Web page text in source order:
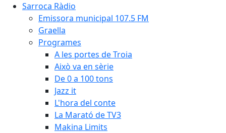
Sarroca Ràdio
Emissora municipal 107.5 FM
Graella
Programes
A les portes de Troia
Això va en sèrie
De 0 a 100 tons
Jazz it
L'hora del conte
La Marató de TV3
Makina Limits